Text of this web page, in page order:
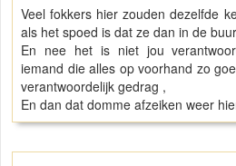
Veel fokkers hier zouden dezelfde
als het spoed is dat ze dan in de
En nee het is niet jou
iemand die alles op voorhand zo
verantwoordelijk gedrag ,
En dan dat domme afzeiken weer